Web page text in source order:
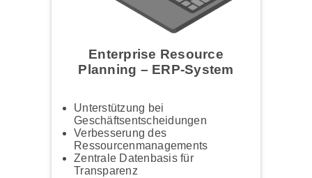
Enterprise Resource
Planning – ERP-System
Unterstützung bei
Geschäftsentscheidungen
Verbesserung des
Ressourcenmanagements
Zentrale Datenbasis für
Transparenz